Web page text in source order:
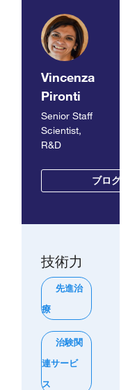
Vincenza
Pironti
Senior Staff
Scientist,
R&D
ブログ
技術力
先進治
療
治験関
連サービ
ス